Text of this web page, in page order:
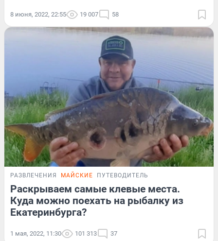
8 июня, 2022, 22:55 19 007 58
РАЗВЛЕЧЕНИЯ МАЙСКИЕ ПУТЕВОДИТЕЛЬ
Раскрываем самые клевые места.
Куда можно поехать на рыбалку из
Екатеринбурга?
1 мая, 2022, 11:30 101 313 37